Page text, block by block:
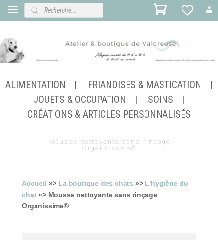
Recherche
produits
ALIMENTATION
FRIANDISES & MASTICATION
JOUETS & OCCUPATION
SOINS
CRÉATIONS & ARTICLES PERSONNALISÉS
Mousse nettoyante sans rinçage
Organissime®
Accueil »> La boutique des chats »> L'hygiène du
chat»> Mousse nettoyante sans rinçage
Organissime®